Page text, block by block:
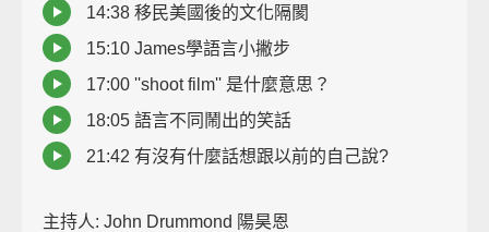
14:38 移民美國後的文化隔閡
15:10 James學語言小撇步
17:00 ''shoot film'' 是什麼意思？
18:05 語言不同鬧出的笑話
21:42 有沒有什麼話想跟以前的自己說?
主持人: John Drummond 陽昊恩